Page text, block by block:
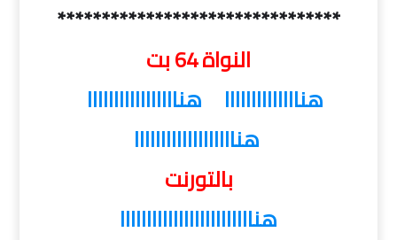
********************************
النواة 64 بت
هناااااااااااااا
هنااااااااااااااااا
هنااااااااااااااااااا
بالتورنت
هنااااااااااااااااااااااااا